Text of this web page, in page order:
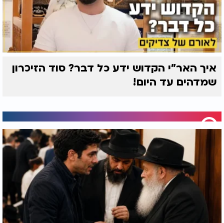
איך האר"י הקדוש ידע כל דבר? סוד הזיכרון
שמדהים עד היום!